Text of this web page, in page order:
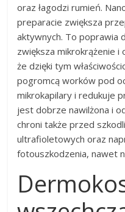
oraz łagodzi rumień.
preparacie zwiększa
aktywnych. To poprawia
zwiększa mikrokrążenie i
że dzięki tym
pogromcą worków pod
mikrokapilary i redukuje
jest dobrze nawilżona i
chroni także przed
ultrafioletowych oraz
fotouszkodzenia, nawet